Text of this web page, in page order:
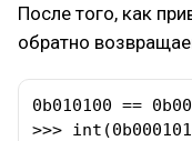
После того, как
обратно
0b010100 ==
>>>